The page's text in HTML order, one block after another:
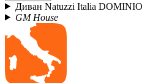
Диван Natuzzi Italia DOMINIO
GM House